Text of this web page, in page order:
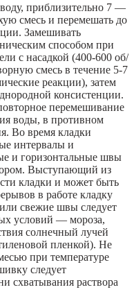
приблизительно 7 —
смесь и перемешать до
Замешивать
способом при
с насадкой (400-600 об/
смесь в течение 5-7
реакции), затем
консистенции.
перемешивание
воды, в противном
Во время кладки
интервалы и
и горизонтальные швы
Выступающий из
кладки и может быть
в работе кладку
свежие швы следует
условий — мороза,
солнечный лучей
пленкой). Не
при температуре
следует
схватывания раствора